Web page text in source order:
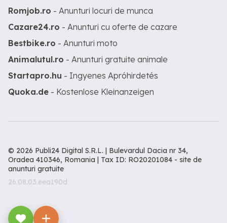
Romjob.ro - Anunturi locuri de munca
Cazare24.ro - Anunturi cu oferte de cazare
Bestbike.ro - Anunturi moto
Animalutul.ro - Anunturi gratuite animale
Startapro.hu - Ingyenes Apróhirdetés
Quoka.de - Kostenlose Kleinanzeigen
© 2026 Publi24 Digital S.R.L. | Bulevardul Dacia nr 34,
Oradea 410346, Romania | Tax ID: RO20201084 - site de
anunturi gratuite
26.08.03.eea190d